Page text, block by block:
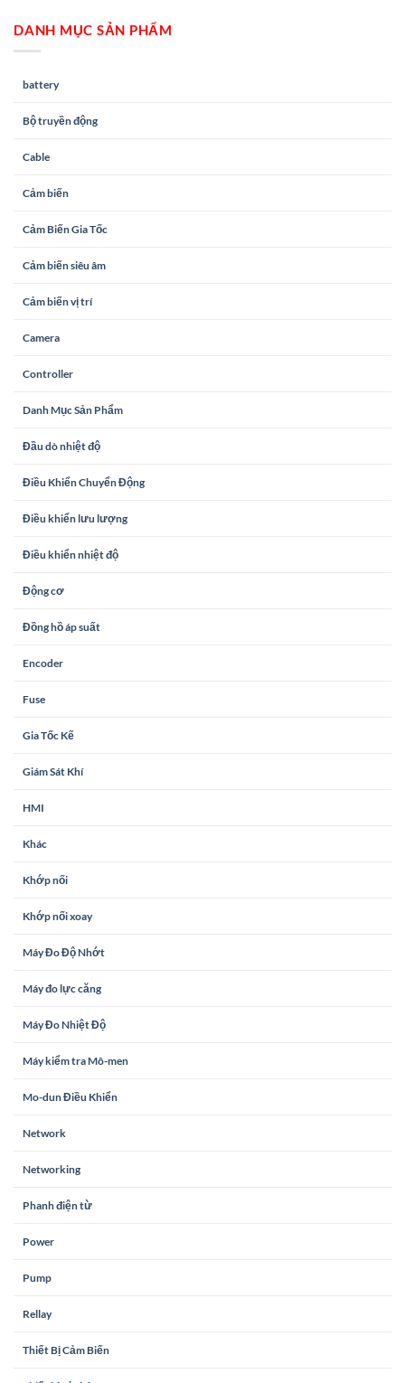
DANH MỤC SẢN PHẨM
battery
Bộ truyền động
Cable
Cảm biến
Cảm Biến Gia Tốc
Cảm biến siêu âm
Cảm biến vị trí
Camera
Controller
Danh Mục Sản Phẩm
Đầu dò nhiệt độ
Điều Khiển Chuyển Động
Điều khiển lưu lượng
Điều khiển nhiệt độ
Động cơ
Đồng hồ áp suất
Encoder
Fuse
Gia Tốc Kế
Giám Sát Khí
HMI
Khác
Khớp nối
Khớp nối xoay
Máy Đo Độ Nhớt
Máy đo lực căng
Máy Đo Nhiệt Độ
Máy kiểm tra Mô-men
Mo-dun Điều Khiển
Network
Networking
Phanh điện từ
Power
Pump
Rellay
Thiết Bị Cảm Biến